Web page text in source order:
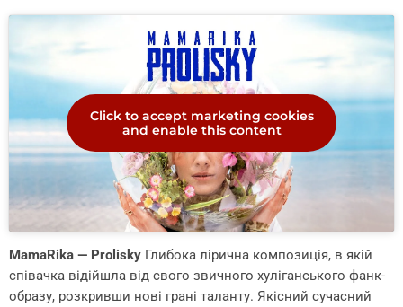
Click to accept marketing cookies
and enable this content
MamaRika — Prolisky Глибока лірична композиція, в якій
співачка відійшла від свого звичного хуліганського фанк-
образу, розкривши нові грані таланту. Якісний сучасний